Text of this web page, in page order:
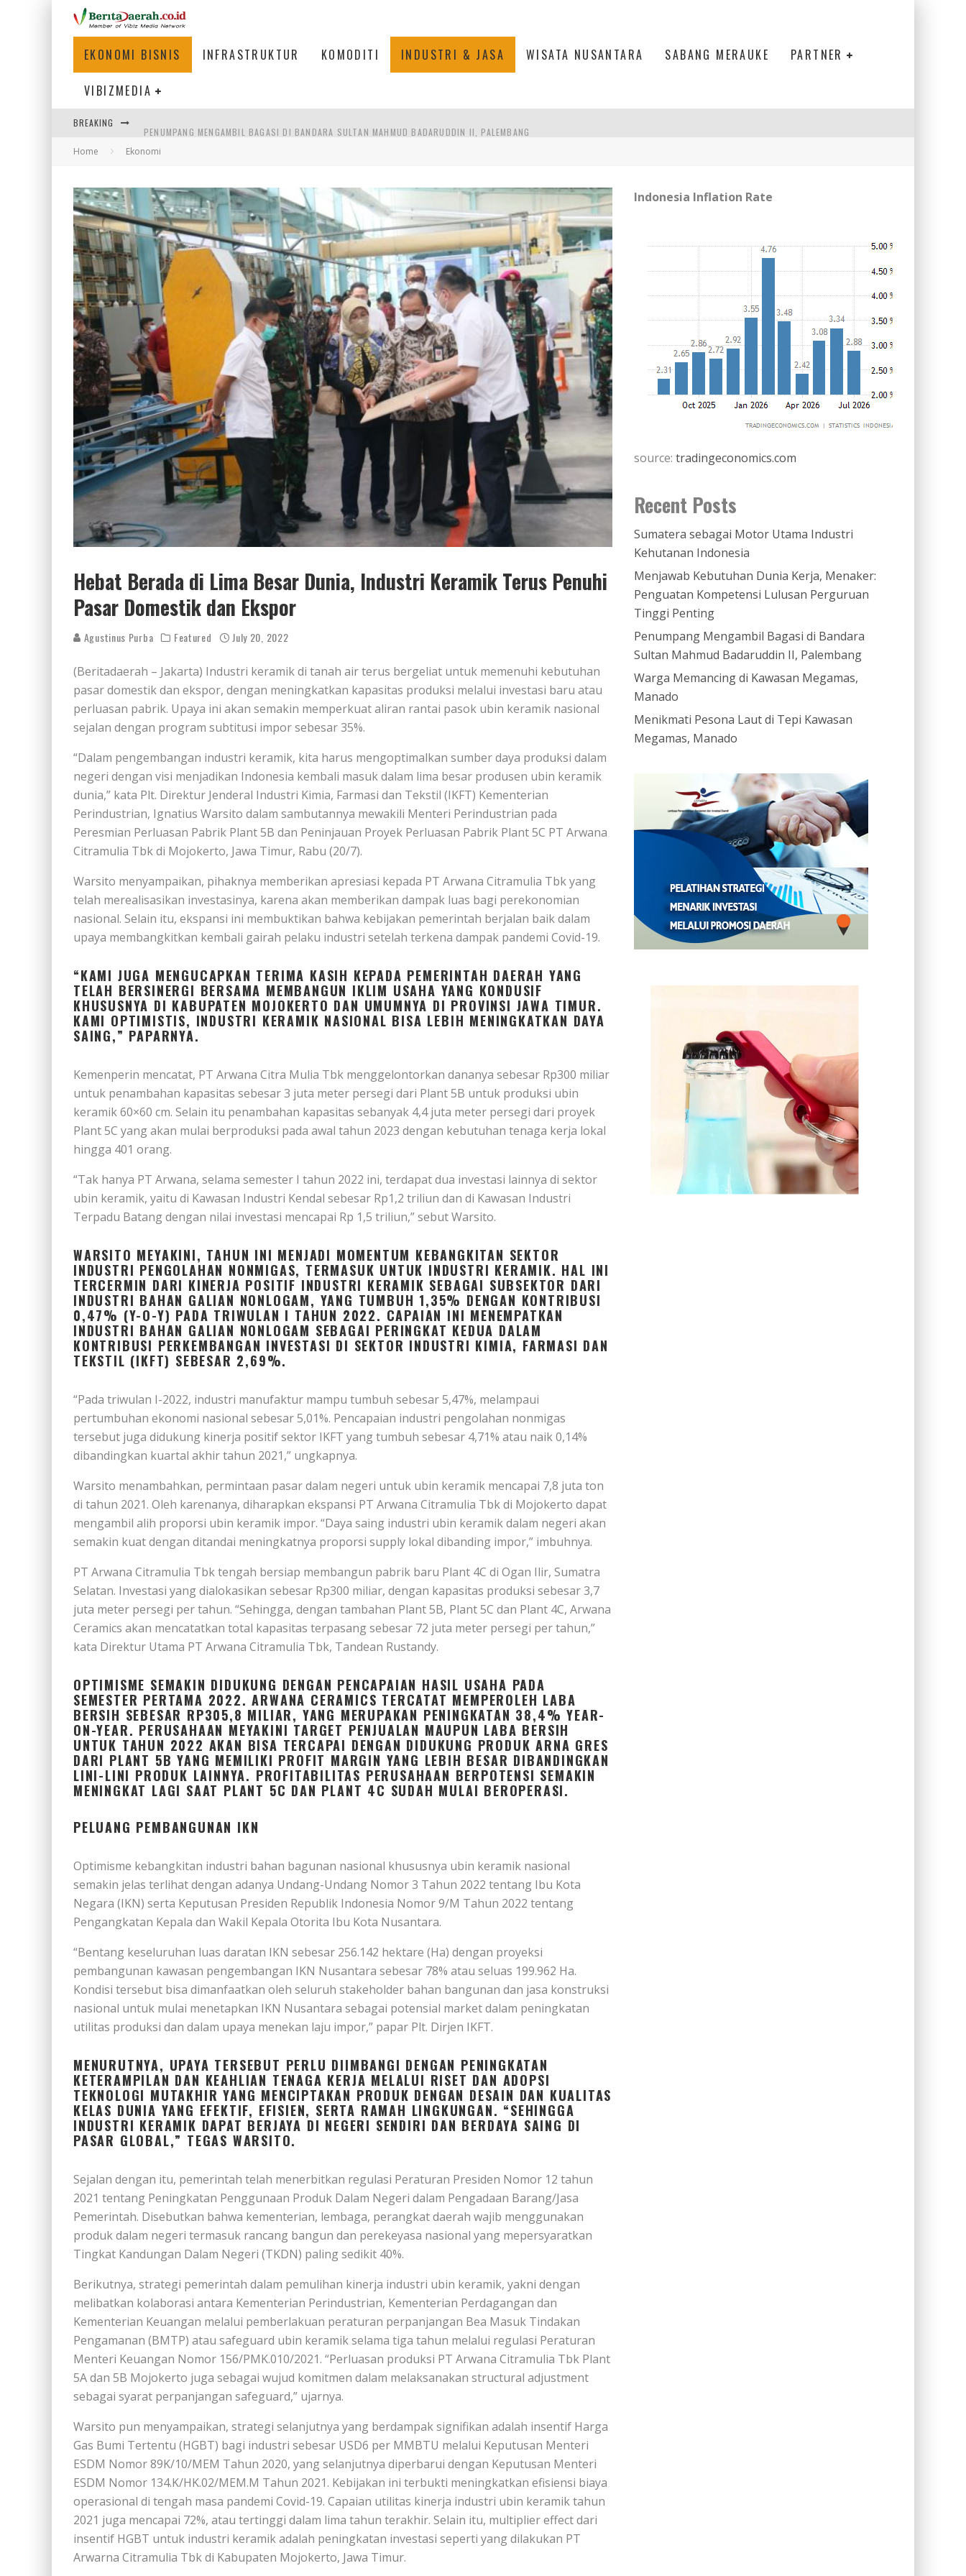
EKONOMI BISNIS INFRASTRUKTUR KOMODITI INDUSTRI & JASA WISATA NUSANTARA SABANG MERAUKE PARTNER
VIBIZMEDIA
BREAKING
WARGA MEMANCING DI KAWASAN MEGAMAS, MANADO
MENJAWAB KEBUTUHAN DUNIA KERJA, MENAKER: PENGUATAN KOMPETENSI LULUSAN PERGURUAN TINGGI PENTING
Home Ekonomi
Hebat Berada di Lima Besar Dunia, Industri Keramik Terus Penuhi
Pasar Domestik dan Ekspor
Agustinus Purba Featured July 20, 2022
(Beritadaerah – Jakarta) Industri keramik di tanah air terus bergeliat untuk memenuhi kebutuhan
pasar domestik dan ekspor, dengan meningkatkan kapasitas produksi melalui investasi baru atau
perluasan pabrik. Upaya ini akan semakin memperkuat aliran rantai pasok ubin keramik nasional
sejalan dengan program subtitusi impor sebesar 35%.
“Dalam pengembangan industri keramik, kita harus mengoptimalkan sumber daya produksi dalam
negeri dengan visi menjadikan Indonesia kembali masuk dalam lima besar produsen ubin keramik
dunia,” kata Plt. Direktur Jenderal Industri Kimia, Farmasi dan Tekstil (IKFT) Kementerian
Perindustrian, Ignatius Warsito dalam sambutannya mewakili Menteri Perindustrian pada
Peresmian Perluasan Pabrik Plant 5B dan Peninjauan Proyek Perluasan Pabrik Plant 5C PT Arwana
Citramulia Tbk di Mojokerto, Jawa Timur, Rabu (20/7).
Warsito menyampaikan, pihaknya memberikan apresiasi kepada PT Arwana Citramulia Tbk yang
telah merealisasikan investasinya, karena akan memberikan dampak luas bagi perekonomian
nasional. Selain itu, ekspansi ini membuktikan bahwa kebijakan pemerintah berjalan baik dalam
upaya membangkitkan kembali gairah pelaku industri setelah terkena dampak pandemi Covid-19.
“KAMI JUGA MENGUCAPKAN TERIMA KASIH KEPADA PEMERINTAH DAERAH YANG
TELAH BERSINERGI BERSAMA MEMBANGUN IKLIM USAHA YANG KONDUSIF
KHUSUSNYA DI KABUPATEN MOJOKERTO DAN UMUMNYA DI PROVINSI JAWA TIMUR.
KAMI OPTIMISTIS, INDUSTRI KERAMIK NASIONAL BISA LEBIH MENINGKATKAN DAYA
SAING,” PAPARNYA.
Kemenperin mencatat, PT Arwana Citra Mulia Tbk menggelontorkan dananya sebesar Rp300 miliar
untuk penambahan kapasitas sebesar 3 juta meter persegi dari Plant 5B untuk produksi ubin
keramik 60×60 cm. Selain itu penambahan kapasitas sebanyak 4,4 juta meter persegi dari proyek
Plant 5C yang akan mulai berproduksi pada awal tahun 2023 dengan kebutuhan tenaga kerja lokal
hingga 401 orang.
“Tak hanya PT Arwana, selama semester I tahun 2022 ini, terdapat dua investasi lainnya di sektor
ubin keramik, yaitu di Kawasan Industri Kendal sebesar Rp1,2 triliun dan di Kawasan Industri
Terpadu Batang dengan nilai investasi mencapai Rp 1,5 triliun,” sebut Warsito.
WARSITO MEYAKINI, TAHUN INI MENJADI MOMENTUM KEBANGKITAN SEKTOR
INDUSTRI PENGOLAHAN NONMIGAS, TERMASUK UNTUK INDUSTRI KERAMIK. HAL INI
TERCERMIN DARI KINERJA POSITIF INDUSTRI KERAMIK SEBAGAI SUBSEKTOR DARI
INDUSTRI BAHAN GALIAN NONLOGAM, YANG TUMBUH 1,35% DENGAN KONTRIBUSI
0,47% (Y-O-Y) PADA TRIWULAN I TAHUN 2022. CAPAIAN INI MENEMPATKAN
INDUSTRI BAHAN GALIAN NONLOGAM SEBAGAI PERINGKAT KEDUA DALAM
KONTRIBUSI PERKEMBANGAN INVESTASI DI SEKTOR INDUSTRI KIMIA, FARMASI DAN
TEKSTIL (IKFT) SEBESAR 2,69%.
“Pada triwulan I-2022, industri manufaktur mampu tumbuh sebesar 5,47%, melampaui
pertumbuhan ekonomi nasional sebesar 5,01%. Pencapaian industri pengolahan nonmigas
tersebut juga didukung kinerja positif sektor IKFT yang tumbuh sebesar 4,71% atau naik 0,14%
dibandingkan kuartal akhir tahun 2021,” ungkapnya.
Warsito menambahkan, permintaan pasar dalam negeri untuk ubin keramik mencapai 7,8 juta ton
di tahun 2021. Oleh karenanya, diharapkan ekspansi PT Arwana Citramulia Tbk di Mojokerto dapat
mengambil alih proporsi ubin keramik impor. “Daya saing industri ubin keramik dalam negeri akan
semakin kuat dengan ditandai meningkatnya proporsi supply lokal dibanding impor,” imbuhnya.
PT Arwana Citramulia Tbk tengah bersiap membangun pabrik baru Plant 4C di Ogan Ilir, Sumatra
Selatan. Investasi yang dialokasikan sebesar Rp300 miliar, dengan kapasitas produksi sebesar 3,7
juta meter persegi per tahun. “Sehingga, dengan tambahan Plant 5B, Plant 5C dan Plant 4C, Arwana
Ceramics akan mencatatkan total kapasitas terpasang sebesar 72 juta meter persegi per tahun,”
kata Direktur Utama PT Arwana Citramulia Tbk, Tandean Rustandy.
OPTIMISME SEMAKIN DIDUKUNG DENGAN PENCAPAIAN HASIL USAHA PADA
SEMESTER PERTAMA 2022. ARWANA CERAMICS TERCATAT MEMPEROLEH LABA
BERSIH SEBESAR RP305,8 MILIAR, YANG MERUPAKAN PENINGKATAN 38,4% YEAR-
ON-YEAR. PERUSAHAAN MEYAKINI TARGET PENJUALAN MAUPUN LABA BERSIH
UNTUK TAHUN 2022 AKAN BISA TERCAPAI DENGAN DIDUKUNG PRODUK ARNA GRES
DARI PLANT 5B YANG MEMILIKI PROFIT MARGIN YANG LEBIH BESAR DIBANDINGKAN
LINI-LINI PRODUK LAINNYA. PROFITABILITAS PERUSAHAAN BERPOTENSI SEMAKIN
MENINGKAT LAGI SAAT PLANT 5C DAN PLANT 4C SUDAH MULAI BEROPERASI.
PELUANG PEMBANGUNAN IKN
Optimisme kebangkitan industri bahan bagunan nasional khususnya ubin keramik nasional
semakin jelas terlihat dengan adanya Undang-Undang Nomor 3 Tahun 2022 tentang Ibu Kota
Negara (IKN) serta Keputusan Presiden Republik Indonesia Nomor 9/M Tahun 2022 tentang
Pengangkatan Kepala dan Wakil Kepala Otorita Ibu Kota Nusantara.
“Bentang keseluruhan luas daratan IKN sebesar 256.142 hektare (Ha) dengan proyeksi
pembangunan kawasan pengembangan IKN Nusantara sebesar 78% atau seluas 199.962 Ha.
Kondisi tersebut bisa dimanfaatkan oleh seluruh stakeholder bahan bangunan dan jasa konstruksi
nasional untuk mulai menetapkan IKN Nusantara sebagai potensial market dalam peningkatan
utilitas produksi dan dalam upaya menekan laju impor,” papar Plt. Dirjen IKFT.
MENURUTNYA, UPAYA TERSEBUT PERLU DIIMBANGI DENGAN PENINGKATAN
KETERAMPILAN DAN KEAHLIAN TENAGA KERJA MELALUI RISET DAN ADOPSI
TEKNOLOGI MUTAKHIR YANG MENCIPTAKAN PRODUK DENGAN DESAIN DAN KUALITAS
KELAS DUNIA YANG EFEKTIF, EFISIEN, SERTA RAMAH LINGKUNGAN. “SEHINGGA
INDUSTRI KERAMIK DAPAT BERJAYA DI NEGERI SENDIRI DAN BERDAYA SAING DI
PASAR GLOBAL,” TEGAS WARSITO.
Sejalan dengan itu, pemerintah telah menerbitkan regulasi Peraturan Presiden Nomor 12 tahun
2021 tentang Peningkatan Penggunaan Produk Dalam Negeri dalam Pengadaan Barang/Jasa
Pemerintah. Disebutkan bahwa kementerian, lembaga, perangkat daerah wajib menggunakan
produk dalam negeri termasuk rancang bangun dan perekeyasa nasional yang mepersyaratkan
Tingkat Kandungan Dalam Negeri (TKDN) paling sedikit 40%.
Berikutnya, strategi pemerintah dalam pemulihan kinerja industri ubin keramik, yakni dengan
melibatkan kolaborasi antara Kementerian Perindustrian, Kementerian Perdagangan dan
Kementerian Keuangan melalui pemberlakuan peraturan perpanjangan Bea Masuk Tindakan
Pengamanan (BMTP) atau safeguard ubin keramik selama tiga tahun melalui regulasi Peraturan
Menteri Keuangan Nomor 156/PMK.010/2021. “Perluasan produksi PT Arwana Citramulia Tbk Plant
5A dan 5B Mojokerto juga sebagai wujud komitmen dalam melaksanakan structural adjustment
sebagai syarat perpanjangan safeguard,” ujarnya.
Warsito pun menyampaikan, strategi selanjutnya yang berdampak signifikan adalah insentif Harga
Gas Bumi Tertentu (HGBT) bagi industri sebesar USD6 per MMBTU melalui Keputusan Menteri
ESDM Nomor 89K/10/MEM Tahun 2020, yang selanjutnya diperbarui dengan Keputusan Menteri
ESDM Nomor 134.K/HK.02/MEM.M Tahun 2021. Kebijakan ini terbukti meningkatkan efisiensi biaya
operasional di tengah masa pandemi Covid-19. Capaian utilitas kinerja industri ubin keramik tahun
2021 juga mencapai 72%, atau tertinggi dalam lima tahun terakhir. Selain itu, multiplier effect dari
insentif HGBT untuk industri keramik adalah peningkatan investasi seperti yang dilakukan PT
Arwarna Citramulia Tbk di Kabupaten Mojokerto, Jawa Timur.
Indonesia Inflation Rate
source: tradingeconomics.com
Recent Posts
Sumatera sebagai Motor Utama Industri
Kehutanan Indonesia
Menjawab Kebutuhan Dunia Kerja, Menaker:
Penguatan Kompetensi Lulusan Perguruan
Tinggi Penting
Penumpang Mengambil Bagasi di Bandara
Sultan Mahmud Badaruddin II, Palembang
Warga Memancing di Kawasan Megamas,
Manado
Menikmati Pesona Laut di Tepi Kawasan
Megamas, Manado